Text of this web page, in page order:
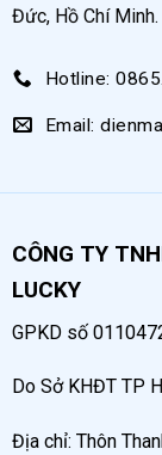
Đức, Hồ Chí Minh.
Hotline:
Email:
CÔNG TY
LUCKY
GPKD số
Do Sở KHĐT TP
Địa chỉ: Thôn